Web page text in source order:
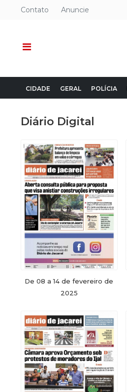
Contato Anuncie
CIDADE GERAL POLÍCIA
De 08 a 14 de fevereiro de
2025